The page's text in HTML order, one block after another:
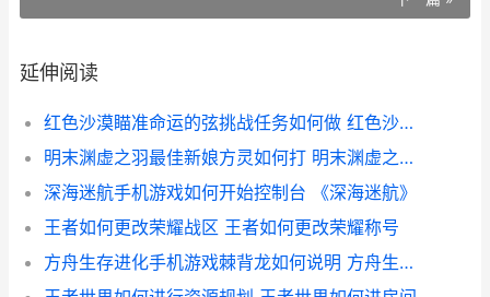
延伸阅读
红色沙漠瞄准命运的弦挑战任务如何做 红色沙漠什么时候上线
明末渊虚之羽最佳新娘方灵如何打 明末渊虚之羽最新版本是多少
深海迷航手机游戏如何开始控制台 《深海迷航》
王者如何更改荣耀战区 王者如何更改荣耀称号
方舟生存进化手机游戏棘背龙如何说明 方舟生存进化手游上帝模式